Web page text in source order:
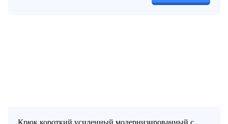
Крюк короткий усиленный модернизированный с